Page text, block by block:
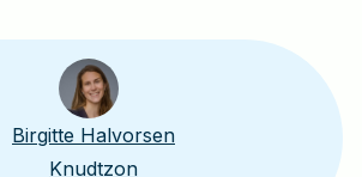
Birgitte Halvorsen
Knudtzon